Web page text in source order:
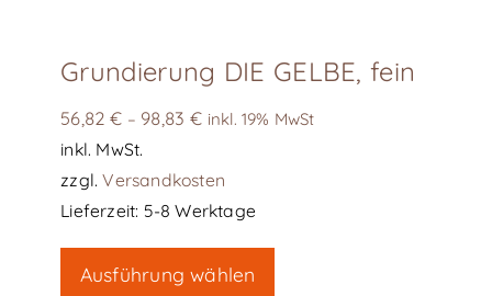
Grundierung DIE GELBE, fein
56,82€ – 98,83€ inkl. 19% MwSt
inkl. MwSt.
zzgl.Versandkosten
Lieferzeit: 5-8 Werktage
Ausführung wählen